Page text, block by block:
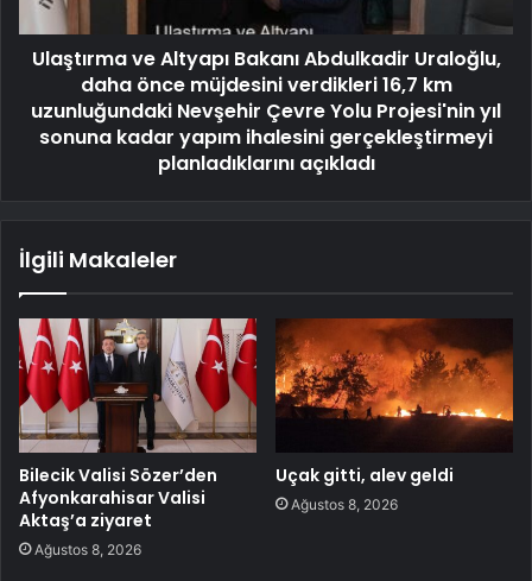
Ulaştırma ve Altyapı Bakanı Abdulkadir Uraloğlu,
daha önce müjdesini verdikleri 16,7 km
uzunluğundaki Nevşehir Çevre Yolu Projesi'nin yıl
sonuna kadar yapım ihalesini gerçekleştirmeyi
planladıklarını açıkladı
İlgili Makaleler
Bilecik Valisi Sözer’den
Afyonkarahisar Valisi
Aktaş’a ziyaret
Ağustos 8, 2026
Uçak gitti, alev geldi
Ağustos 8, 2026